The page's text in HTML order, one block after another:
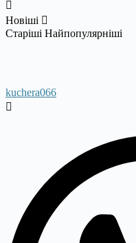
Новіші
Старіші Найпопулярніші
kuchera066